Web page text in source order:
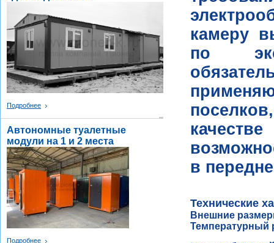
камеру
по
в
Технические
Внешние
Температурный
Подробнее
Автономные туалетные
модули на 1 и 2 места
Подробнее